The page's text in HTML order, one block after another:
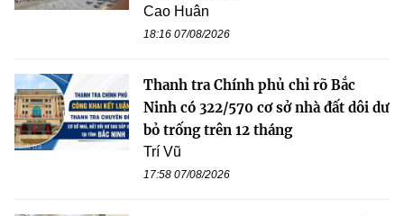
Cao Huân
18:16 07/08/2026
Thanh tra Chính phủ chỉ rõ Bắc
Ninh có 322/570 cơ sở nhà đất dôi dư
bỏ trống trên 12 tháng
Trí Vũ
17:58 07/08/2026